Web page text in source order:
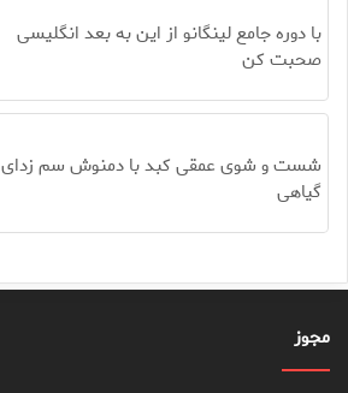
با دوره جامع لینگانو از این به بعد انگلیسی
صحبت کن
شست و شوی عمقی کبد با دمنوش سم زدای
گیاهی
مجوز